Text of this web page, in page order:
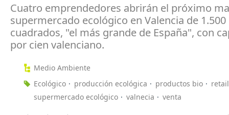
Cuatro emprendedores abrirán el próximo
supermercado ecológico en Valencia de
cuadrados, "el más grande de España", con
por cien valenciano.
Medio Ambiente
Ecológico
producción ecológica productos bio
retail
supermercado ecológico
valnecia venta